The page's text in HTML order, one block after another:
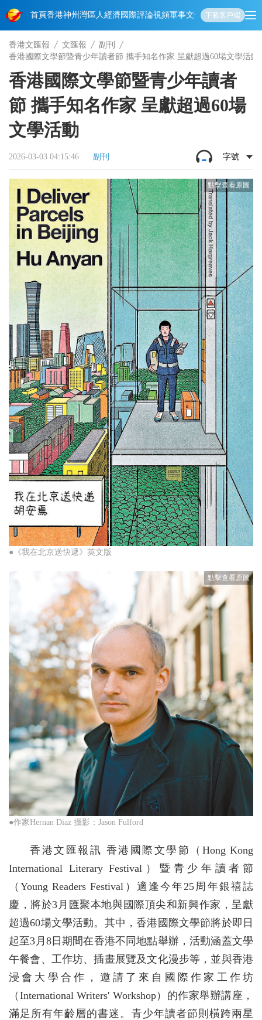
首頁香港神州 灣區人經濟國際評論視頻軍事文化 娛樂生活教育體
下載客戶端
香港文匯報 文匯報
副刊
香港國際文學節暨青少年讀者節 攜手知名作家 呈獻超過60場文學活動
香港國際文學節暨青少年讀者
節 攜手知名作家 呈獻超過60場
文學活動
2026-03-03 04:15:46 副刊 字號
●《我在北京送快遞》英文版
●作家Hernan Diaz 攝影：Jason Fulford
香港文匯報訊 香港國際文學節（Hong Kong
International Literary Festival）暨青少年讀者節
（Young Readers Festival）適逢今年25周年銀禧誌
慶，將於3月匯聚本地與國際頂尖和新興作家，呈獻
超過60場文學活動。其中，香港國際文學節將於即日
起至3月8日期間在香港不同地點舉辦，活動涵蓋文學
午餐會、工作坊、插畫展覽及文化漫步等，並與香港
浸會大學合作，邀請了來自國際作家工作坊
（International Writers' Workshop）的作家舉辦講座，
滿足所有年齡層的書迷。青少年讀者節則橫跨兩星